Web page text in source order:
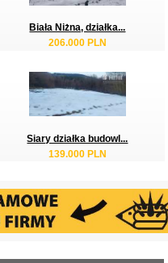
Biała Niżna, działka...
206.000 PLN
Siary działka budowl...
139.000 PLN